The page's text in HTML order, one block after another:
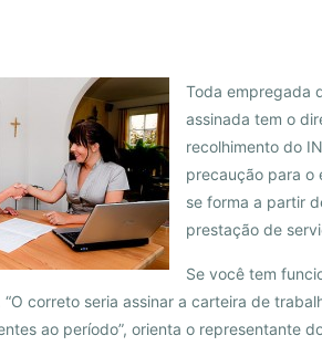
Toda empregada
assinada tem o
recolhimento do
precaução para o
se forma a partir
prestação de
Se você tem
correto seria assinar a carteira de
ao período”, orienta o representante